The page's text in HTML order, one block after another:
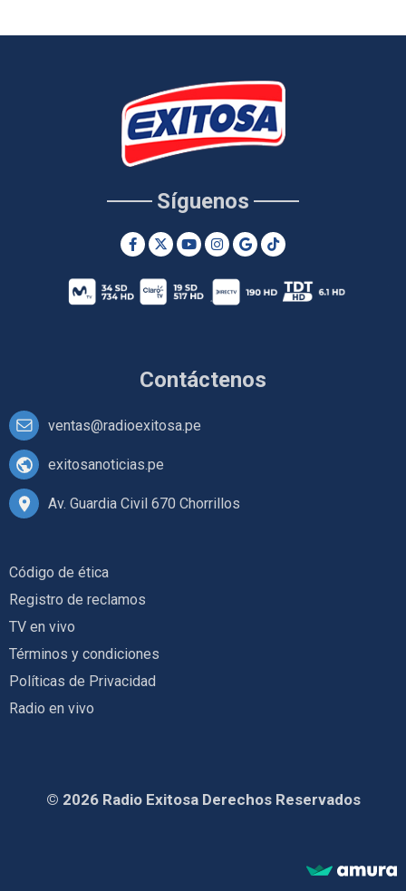
Contáctenos
ventas@radioexitosa.pe
exitosanoticias.pe
Av. Guardia Civil 670 Chorrillos
Síguenos
Código de ética
Registro de reclamos
TV en vivo
Términos y condiciones
Políticas de Privacidad
Radio en vivo
© 2026 Radio Exitosa Derechos Reservados